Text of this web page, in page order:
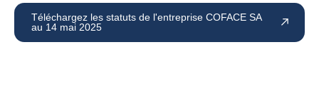
Téléchargez les statuts de l'entreprise COFACE SA
au 14 mai 2025